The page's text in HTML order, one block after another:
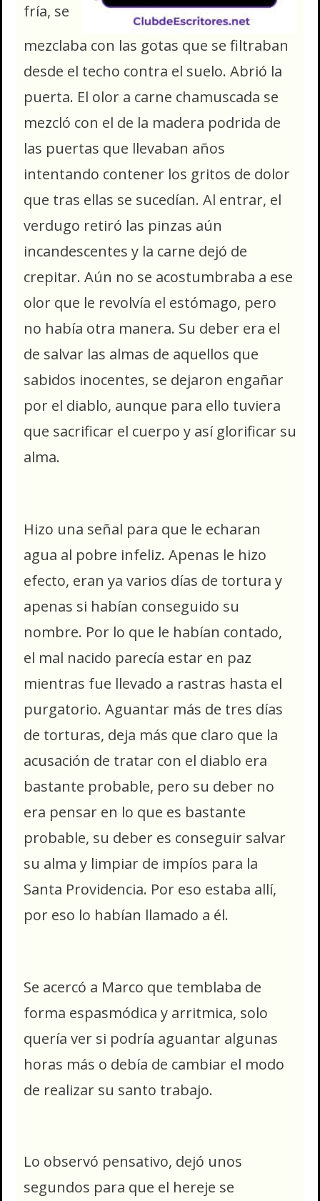
fría, se
mezclaba con las gotas que se filtraban
desde el techo contra el suelo. Abrió la
puerta. El olor a carne chamuscada se
mezcló con el de la madera podrida de
las puertas que llevaban años
intentando contener los gritos de dolor
que tras ellas se sucedían. Al entrar, el
verdugo retiró las pinzas aún
incandescentes y la carne dejó de
crepitar. Aún no se acostumbraba a ese
olor que le revolvía el estómago, pero
no había otra manera. Su deber era el
de salvar las almas de aquellos que
sabidos inocentes, se dejaron engañar
por el diablo, aunque para ello tuviera
que sacrificar el cuerpo y así glorificar su
alma.
Hizo una señal para que le echaran
agua al pobre infeliz. Apenas le hizo
efecto, eran ya varios días de tortura y
apenas si habían conseguido su
nombre. Por lo que le habían contado,
el mal nacido parecía estar en paz
mientras fue llevado a rastras hasta el
purgatorio. Aguantar más de tres días
de torturas, deja más que claro que la
acusación de tratar con el diablo era
bastante probable, pero su deber no
era pensar en lo que es bastante
probable, su deber es conseguir salvar
su alma y limpiar de impíos para la
Santa Providencia. Por eso estaba allí,
por eso lo habían llamado a él.
Se acercó a Marco que temblaba de
forma espasmódica y arritmica, solo
quería ver si podría aguantar algunas
horas más o debía de cambiar el modo
de realizar su santo trabajo.
Lo observó pensativo, dejó unos
segundos para que el hereje se